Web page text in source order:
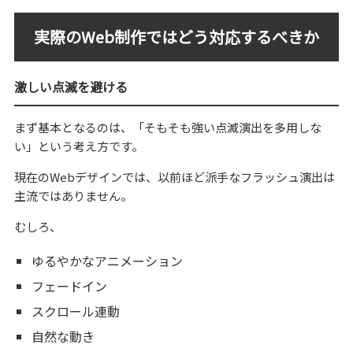
実際のWeb制作ではどう対応するべきか
激しい点滅を避ける
まず基本となるのは、「そもそも強い点滅演出を多用しな
い」という考え方です。
現在のWebデザインでは、以前ほど派手なフラッシュ演出は
主流ではありません。
むしろ、
ゆるやかなアニメーション
フェードイン
スクロール連動
自然な動き